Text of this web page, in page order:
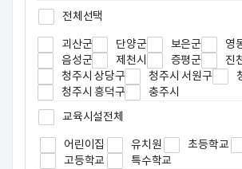
전체선택
괴산군 단양군 보은군 영
음성군
제천시 증평군
진
청주시 상당구
청주시 서원구
청주시 흥덕구
충주시
교육시설전체
어린이집 유치원 초등학교
고등학교
특수학교